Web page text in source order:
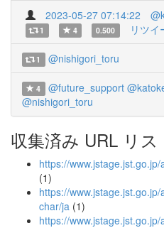
2023-05-27 07:14:22
1 4 0.500 リツ
1 @nishigori_toru
4 @future_support
@nishigori_toru
収集済み URL リス
https://
(1)
https://
char/ja (1)
https://